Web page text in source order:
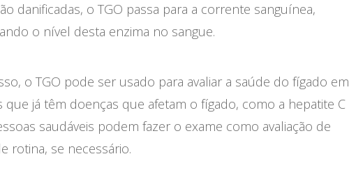
danificadas, o TGO passa para a corrente sanguínea,
o nível desta enzima no sangue.
o TGO pode ser usado para avaliar a saúde do fígado em
que já têm doenças que afetam o fígado, como a hepatite C
saudáveis podem fazer o exame como avaliação de
rotina, se necessário.